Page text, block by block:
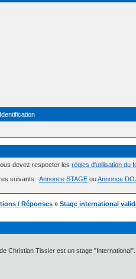
Identification
devez respecter les règles d'utilisation du
suivants : Annonce STAGE ouAnnonce
/ Réponses » Stage international
Christian Tissier est un stage